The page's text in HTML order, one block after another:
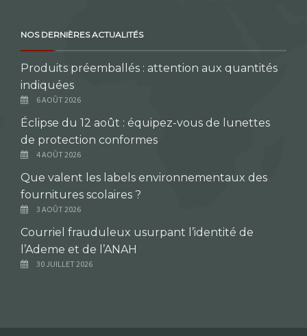
NOS DERNIÈRES ACTUALITÉS
Produits préemballés : attention aux quantités
indiquées
6 AOÛT 2026
Éclipse du 12 août : équipez-vous de lunettes
de protection conformes
4 AOÛT 2026
Que valent les labels environnementaux des
fournitures scolaires ?
3 AOÛT 2026
Courriel frauduleux usurpant l’identité de
l’Ademe et de l’ANAH
30 JUILLET 2026